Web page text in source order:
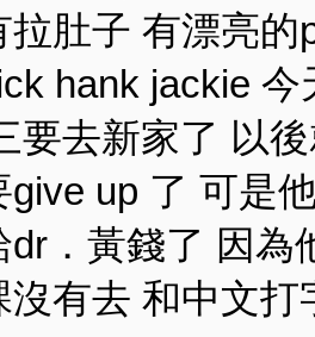
肚子 有漂亮
hank jackie
要去新家了 以
give up 了 可是
dr．黃錢了 因
沒有去 和中文